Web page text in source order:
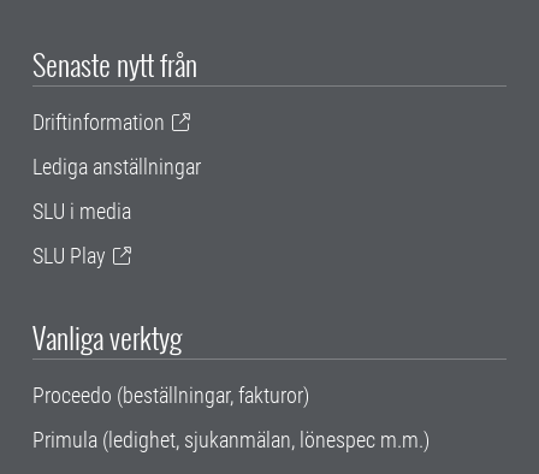
Senaste nytt från
Driftinformation
Lediga anställningar
SLU i media
SLU Play
Vanliga verktyg
Proceedo (beställningar, fakturor)
Primula (ledighet, sjukanmälan, lönespec m.m.)